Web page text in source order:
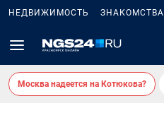
НЕДВИЖИМОСТЬ ЗНАКОМСТВА
Москва надеется на Котюкова?